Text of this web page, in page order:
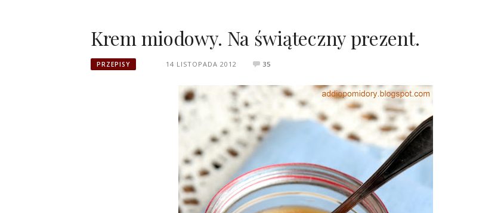
Krem miodowy. Na świąteczny prezent.
PRZEPISY 14 LISTOPADA 2012 35